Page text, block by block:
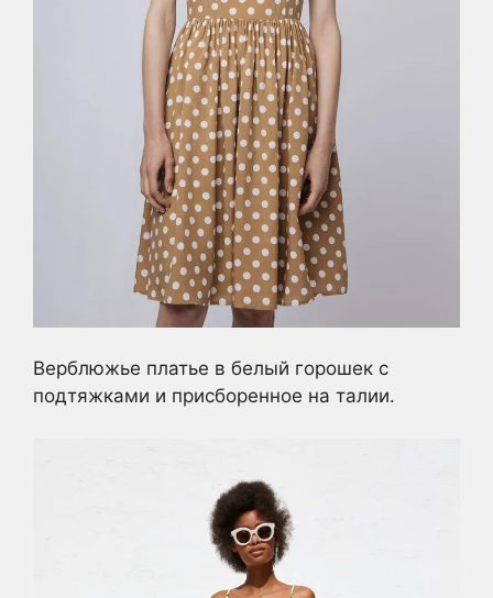
Верблюжье платье в белый горошек с
подтяжками и присборенное на талии.